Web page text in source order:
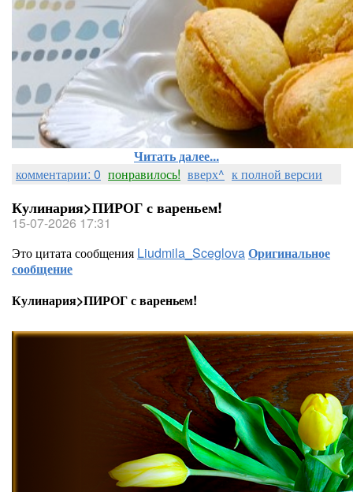
Читать далее...
комментарии: 0 понравилось! вверх^ к полной версии
Кулинария>ПИРОГ с вареньем!
15-07-2026 17:31
Это цитата сообщения Liudmila_SceglovaОригинальное
сообщение
Кулинария>ПИРОГ с вареньем!